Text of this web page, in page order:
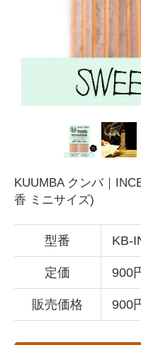
KUUMBA クンバ｜
香 ミニサイズ)
型番 KB-
定価 900
販売価格 900